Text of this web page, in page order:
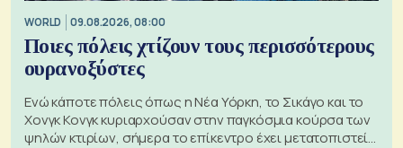
WORLD 09.08.2026, 08:00
Ποιες πόλεις χτίζουν τους περισσότερους
ουρανοξύστες
Ενώ κάποτε πόλεις όπως η Νέα Υόρκη, το Σικάγο και το
Χονγκ Κονγκ κυριαρχούσαν στην παγκόσμια κούρσα των
ψηλών κτιρίων, σήμερα το επίκεντρο έχει μετατοπιστεί